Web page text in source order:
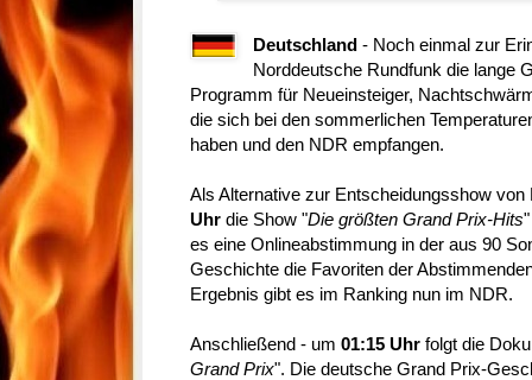
Deutschland- Noch einmal zur
Norddeutsche Rundfunk die lange
Programm für Neueinsteiger,
die sich bei den sommerlichen
haben und den NDR empfangen.
Als Alternative zur Entscheidungsshow
Uhr die Show "Die größten Grand Prix-Hits
es eine Onlineabstimmung in der aus 90
Geschichte die Favoriten der
Ergebnis gibt es im Ranking nun im NDR.
Anschließend - um 01:15 Uhr folgt die
Grand Prix". Die deutsche Grand Prix-